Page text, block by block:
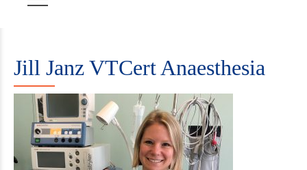
Jill Janz VTCert Anaesthesia